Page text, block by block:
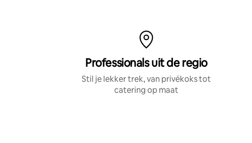
Professionals uit de regio
Stil je lekker trek, van privékoks tot
catering op maat